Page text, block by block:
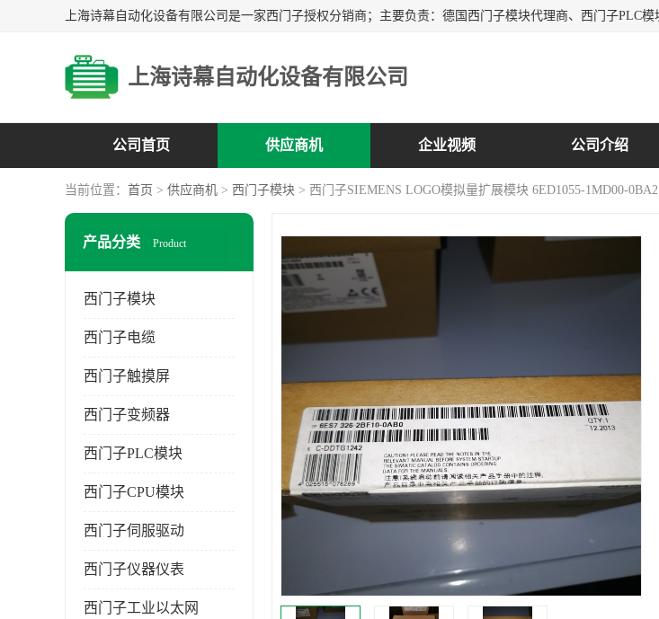
上海诗幕自动化设备有限公司
公司首页 供应商机 企业视频 公司介绍
当前位置： 首页 > 供应商机 > 西门子模块 > 西门子SIEMENS LOGO模拟量扩展模块 6ED1055-1MD00-0BA2
产品分类 Product
西门子模块
西门子电缆
西门子触摸屏
西门子变频器
西门子PLC模块
西门子CPU模块
西门子伺服驱动
西门子仪器仪表
西门子工业以太网